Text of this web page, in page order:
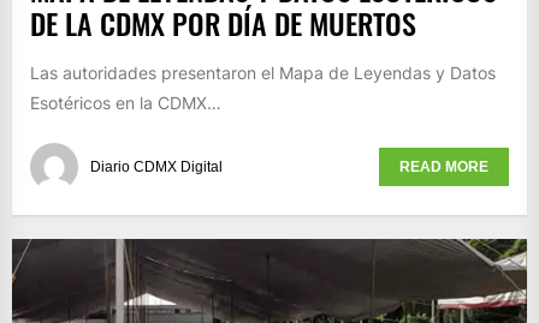
DE LA CDMX POR DÍA DE MUERTOS
Las autoridades presentaron el Mapa de Leyendas y Datos
Esotéricos en la CDMX…
Diario CDMX Digital READ MORE